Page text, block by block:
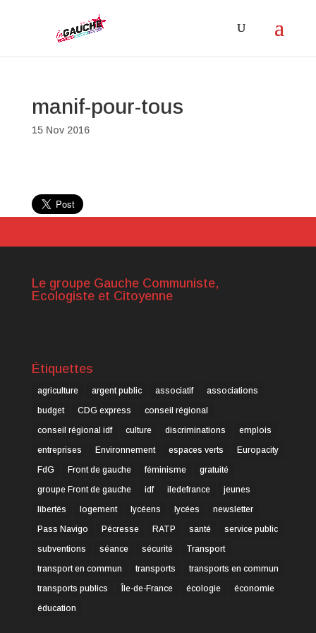
manif-pour-tous
15 Nov 2016
Le groupe Gauche Communiste,
Ecologiste et Citoyenne
Étiquettes
agriculture argent public associatif
associations
budget
CDG express
conseil régional
conseil régional idf
culture discriminations
emplois
entreprises
Environnement espaces verts
Europacity
FdG
Front de gauche féminisme
gratuité
groupe Front de gauche
idf iledefrance
jeunes
libertés
logement lycéens lycées
newsletter
Pass Navigo
Pécresse RATP santé
service public
subventions
séance sécurité
Transport
transport en commun
transports
transports en commun
transports publics
Île-de-France écologie
économie
éducation